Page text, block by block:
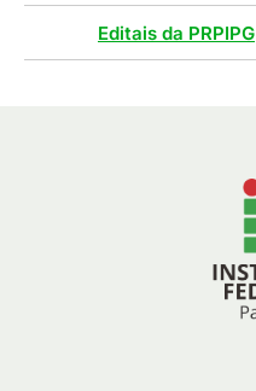
Editais da PRPIPG